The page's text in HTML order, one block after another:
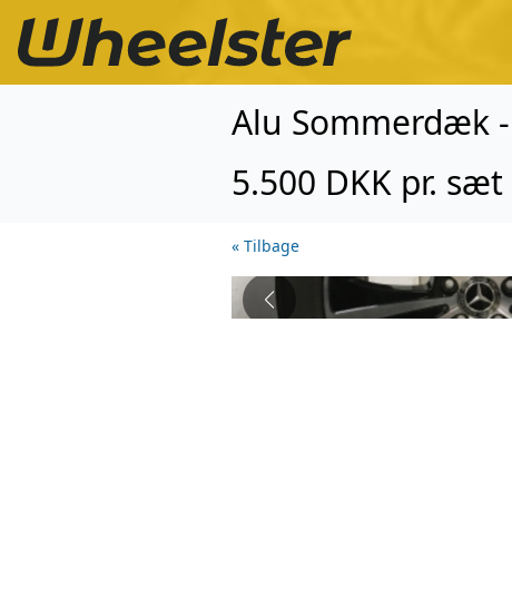
Alu Sommerdæk
5.500 DKK pr. sæt
« Tilbage